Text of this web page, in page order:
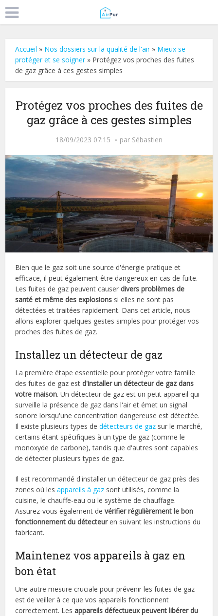
Accueil » Nos dossiers sur la qualité de l'air» Mieux se
protéger et se soigner» Protégez vos proches des fuites
de gaz grâce à ces gestes simples
Protégez vos proches des fuites de
gaz grâce à ces gestes simples
18/09/2023 07:15 par Sébastien
Bien que le gaz soit une source d'énergie pratique et
efficace, il peut également être dangereux en cas de fuite.
Les fuites de gaz peuvent causerdivers problèmes de
santé et même des explosions si elles ne sont pas
détectées et traitées rapidement. Dans cet article, nous
allons explorer quelques gestes simples pour protéger vos
proches des fuites de gaz.
Installez un détecteur de gaz
La première étape essentielle pour protéger votre famille
des fuites de gaz est d'installer un détecteur de gaz dans
votre maison. Un détecteur de gaz est un petit appareil qui
surveille la présence de gaz dans l'air et émet un signal
sonore lorsqu'une concentration dangereuse est détectée.
Il existe plusieurs types dedétecteurs de gaz sur le marché,
certains étant spécifiques à un type de gaz (comme le
monoxyde de carbone), tandis que d'autres sont capables
de détecter plusieurs types de gaz.
Il est recommandé d'installer un détecteur de gaz près des
zones où lesappareils à gaz sont utilisés, comme la
cuisine, le chauffe-eau ou le système de chauffage.
Assurez-vous également devérifier régulièrement le bon
fonctionnement du détecteuren suivant les instructions du
fabricant.
Maintenez vos appareils à gaz en
bon état
Une autre mesure cruciale pour prévenir les fuites de gaz
est de veiller à ce que vos appareils fonctionnent
correctement. Lesappareils défectueux peuvent libérer du